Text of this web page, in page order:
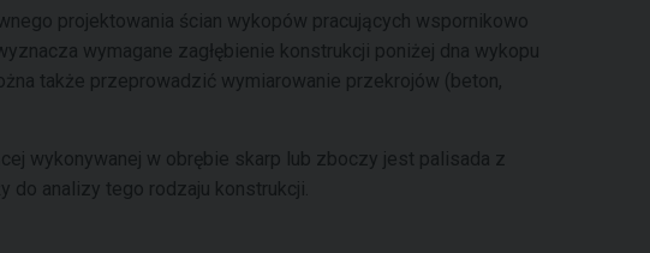
projektowania ścian wykopów pracujących wspornikowo
wymagane zagłębienie konstrukcji poniżej dna wykopu
także przeprowadzić wymiarowanie przekrojów (beton,
wykonywanej w obrębie skarp lub zboczy jest palisada z
do analizy tego rodzaju konstrukcji.